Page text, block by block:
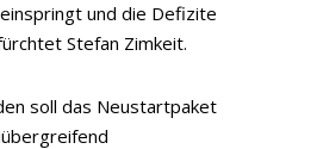
und die Defizite
Stefan Zimkeit.
soll das Neustartpaket